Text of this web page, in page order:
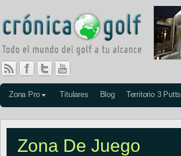
Zona Pro Titulares Blog Territorio 3 Putts
Zona De Juego